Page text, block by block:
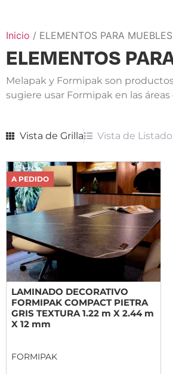
Inicio / ELEMENTOS PARA MUEBLES
ELEMENTOS
Melapak y Formipak son
sugiere usar Formipak en las
Vista de Grilla Vista de Listado
A PEDIDO
LAMINADO DECORATIVO
FORMIPAK COMPACT PIETRA
GRIS TEXTURA 1.22 m X 2.44 m
X 12 mm
FORMIPAK